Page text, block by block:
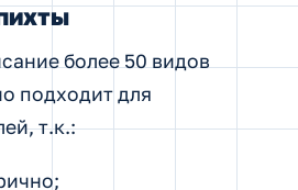
более 50 видов
подходит для
т.к.: